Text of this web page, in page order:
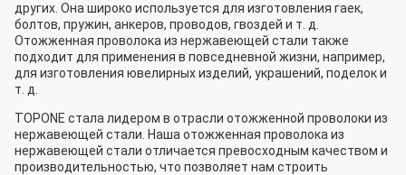
других. Она широко используется для изготовления гаек,
болтов, пружин, анкеров, проводов, гвоздей и т. д.
Отожженная проволока из нержавеющей стали также
подходит для применения в повседневной жизни, например,
для изготовления ювелирных изделий, украшений, поделок и
т. д.
TOPONE стала лидером в отрасли отожженной проволоки из
нержавеющей стали. Наша отожженная проволока из
нержавеющей стали отличается превосходным качеством и
производительностью, что позволяет нам строить